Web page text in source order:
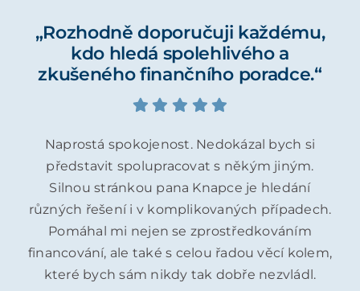
„Rozhodně doporučuji každému,
kdo hledá spolehlivého a
zkušeného finančního poradce.“
Naprostá spokojenost. Nedokázal bych si
představit spolupracovat s někým jiným.
Silnou stránkou pana Knapce je hledání
různých řešení i v komplikovaných případech.
Pomáhal mi nejen se zprostředkováním
financování, ale také s celou řadou věcí kolem,
které bych sám nikdy tak dobře nezvládl.